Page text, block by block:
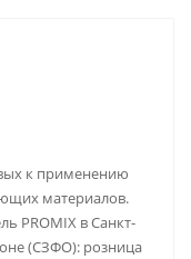
к применению
материалов.
PROMIX в Санкт-
(СЗФО): розница